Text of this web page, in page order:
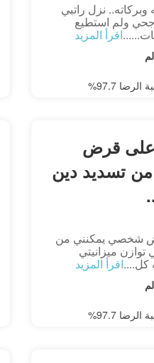
نزل راتبي
ولم استطيع
اقرأ المزيد
قرض
تسديد دين
شخصي يمكنني من
ميزانيتي
كل....اقرأ المزيد